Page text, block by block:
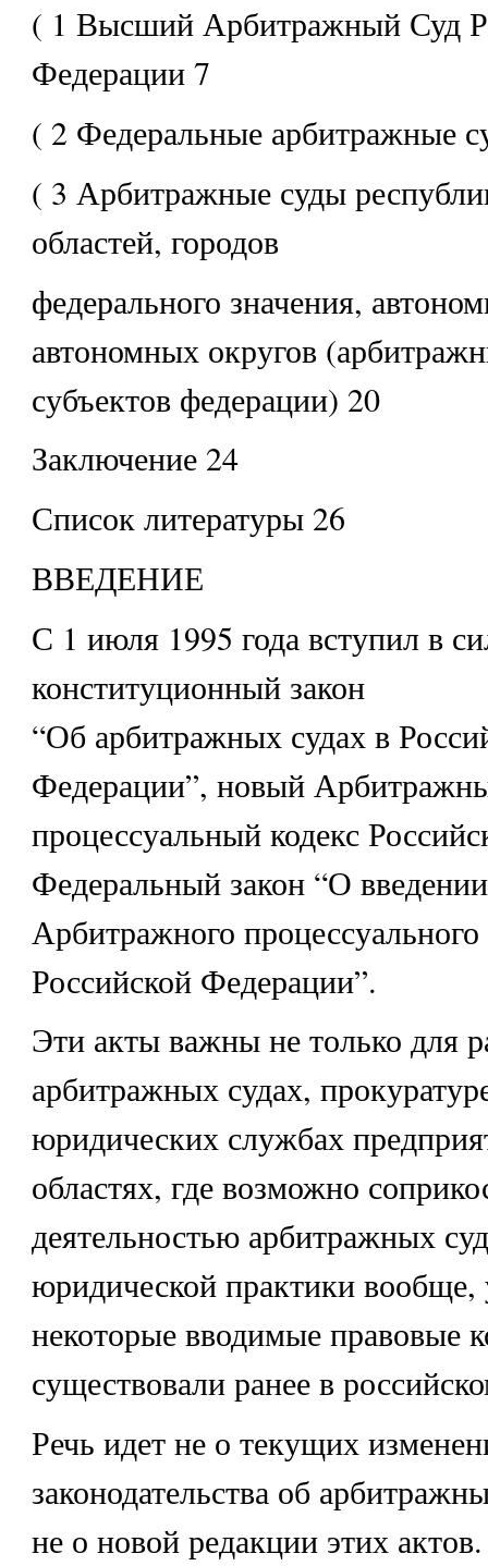
( 1 Высший Арбитражный Суд
Федерации 7
( 2 Федеральные арбитражные
( 3 Арбитражные суды
областей, городов
федерального значения,
автономных округов
субъектов федерации) 20
Заключение 24
Список литературы 26
ВВЕДЕНИЕ
С 1 июля 1995 года вступил в
конституционный закон
“Об арбитражных судах в
Федерации”, новый
процессуальный кодекс
Федеральный закон “О
Арбитражного процессуального
Российской Федерации”.
Эти акты важны не только для
арбитражных судах,
юридических службах
областях, где возможно
деятельностью арбитражных
юридической практики вообще,
некоторые вводимые правовые
существовали ранее в
Речь идет не о текущих
законодательства об
не о новой редакции этих